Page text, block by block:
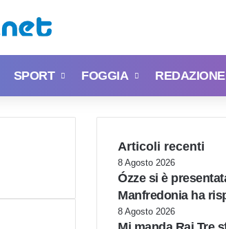
SPORT FOGGIA REDAZIONE
Articoli recenti
8 Agosto 2026
Ózze si è
Manfredonia ha
8 Agosto 2026